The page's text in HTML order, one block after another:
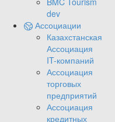
dev
Ассоциации
Казахстанская
Ассоциация
IT-компаний
Ассоциация
торговых
предприятий
Ассоциация
кредитных